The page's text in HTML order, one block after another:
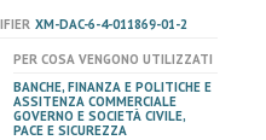
XM-DAC-6-4-011869-01-2
PER COSA VENGONO UTILIZZATI
BANCHE, FINANZA E POLITICHE E
ASSITENZA COMMERCIALE
GOVERNO E SOCIETÀ CIVILE,
PACE E SICUREZZA